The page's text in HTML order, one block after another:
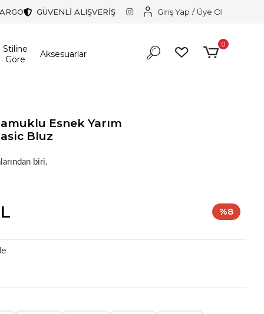
GÜVENLİ ALIŞVERİŞ Giriş Yap / Üye Ol
Stiline
Göre
Aksesuarlar
0
Esnek Yarım
Bluz
harika bir tercih.
biri.
%8